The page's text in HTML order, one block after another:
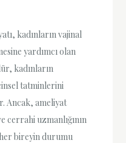
kadınların vajinal
yardımcı olan
kadınların
tatminlerini
Ancak, ameliyat
cerrahi uzmanlığının
bireyin durumu